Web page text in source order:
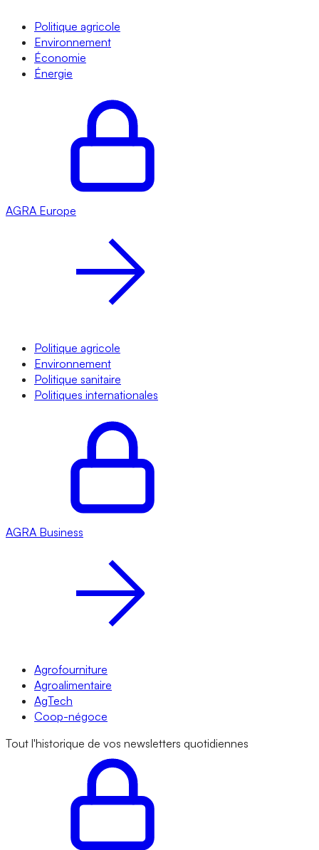
Politique agricole
Environnement
Économie
Énergie
AGRA Europe
Politique agricole
Environnement
Politique sanitaire
Politiques internationales
AGRA Business
Agrofourniture
Agroalimentaire
AgTech
Coop-négoce
Tout l'historique de vos newsletters quotidiennes